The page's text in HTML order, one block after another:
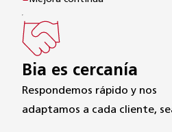
Bia es cercanía
Respondemos rápido y nos
adaptamos a cada cliente,